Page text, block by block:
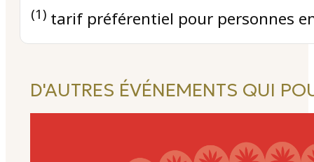
(1) tarif préférentiel pour personnes
D'AUTRES ÉVÉNEMENTS QUI